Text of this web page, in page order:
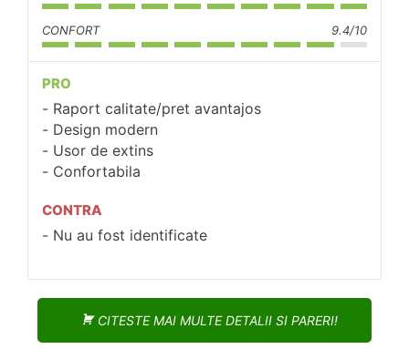
CONFORT 9.4/10
PRO
Raport calitate/pret avantajos
Design modern
Usor de extins
Confortabila
CONTRA
Nu au fost identificate
CITESTE MAI MULTE DETALII SI PARERI!